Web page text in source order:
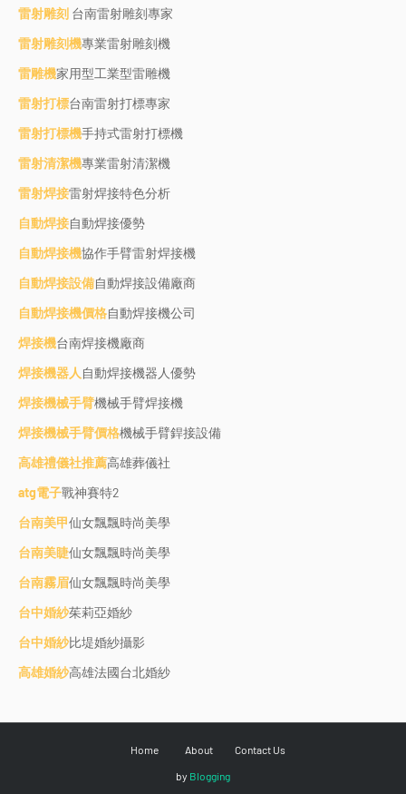
雷射雕刻 台南雷射雕刻專家
雷射雕刻機專業雷射雕刻機
雷雕機家用型工業型雷雕機
雷射打標台南雷射打標專家
雷射打標機手持式雷射打標機
雷射清潔機專業雷射清潔機
雷射焊接雷射焊接特色分析
自動焊接自動焊接優勢
自動焊接機協作手臂雷射焊接機
自動焊接設備自動焊接設備廠商
自動焊接機價格自動焊接機公司
焊接機台南焊接機廠商
焊接機器人 自動焊接機器人優勢
焊接機械手臂機械手臂焊接機
焊接機械手臂價格機械手臂銲接設備
高雄禮儀社推薦高雄葬儀社
atg電子戰神賽特2
台南美甲仙女飄飄時尚美學
台南美睫仙女飄飄時尚美學
台南霧眉仙女飄飄時尚美學
台中婚紗茱莉亞婚紗
台中婚紗比堤婚紗攝影
高雄婚紗高雄法國台北婚紗
Home About Contact Us
by Blogging